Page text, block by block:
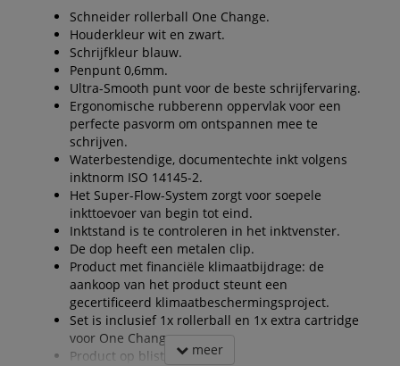
Schneider rollerball One Change.
Houderkleur wit en zwart.
Schrijfkleur blauw.
Penpunt 0,6mm.
Ultra-Smooth punt voor de beste schrijfervaring.
Ergonomische rubberenn oppervlak voor een
perfecte pasvorm om ontspannen mee te
schrijven.
Waterbestendige, documentechte inkt volgens
inktnorm ISO 14145-2.
Het Super-Flow-System zorgt voor soepele
inkttoevoer van begin tot eind.
Inktstand is te controleren in het inktvenster.
De dop heeft een metalen clip.
Product met financiële klimaatbijdrage: de
aankoop van het product steunt een
gecertificeerd klimaatbeschermingsproject.
Set is inclusief 1x rollerball en 1x extra cartridge
voor One Change.
Product op blister.
meer